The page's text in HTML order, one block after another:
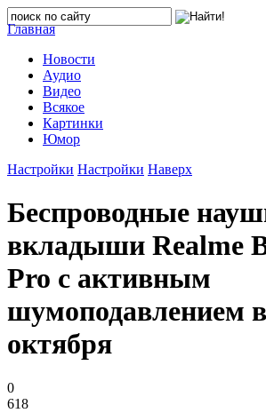
Главная
Новости
Аудио
Видео
Всякое
Картинки
Юмор
Настройки Настройки Наверх
Беспроводные
вкладыши Realme
Pro с активным
шумоподавлением
октября
0
618